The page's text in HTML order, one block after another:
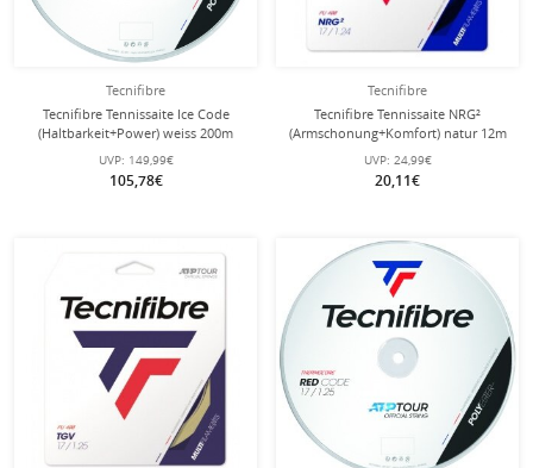
Tecnifibre
Tecnifibre Tennissaite Ice Code
(Haltbarkeit+Power) weiss 200m
Rolle
UVP: 149,99€
105,78€
Tecnifibre
Tecnifibre Tennissaite NRG²
(Armschonung+Komfort) natur 12m
Set
UVP: 24,99€
20,11€